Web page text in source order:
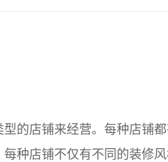
的店铺来经营。每种店铺
种店铺不仅有不同的装修